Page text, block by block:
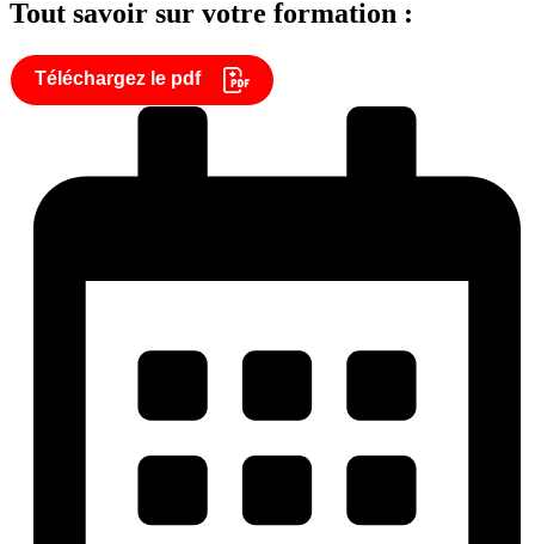
Tout savoir sur votre formation :
Téléchargez le pdf